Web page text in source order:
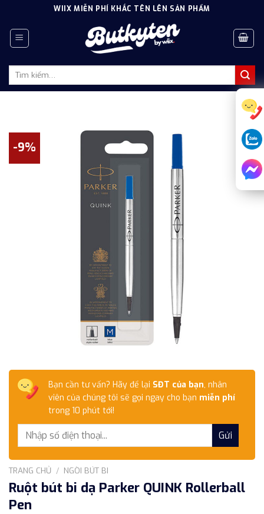
content
WIIX MIỄN PHÍ KHẮC TÊN LÊN SẢN PHẨM
Tìm
-9%
Bạn cần tư vấn? Hãy để lại SĐT của bạn, nhân
viên của chúng tôi sẽ gọi ngay cho bạn miễn phí
trong 10 phút tới!
TRANG CHỦ / NGÒI BÚT BI
Ruột bút bi dạ Parker QUINK Rollerball
Pen